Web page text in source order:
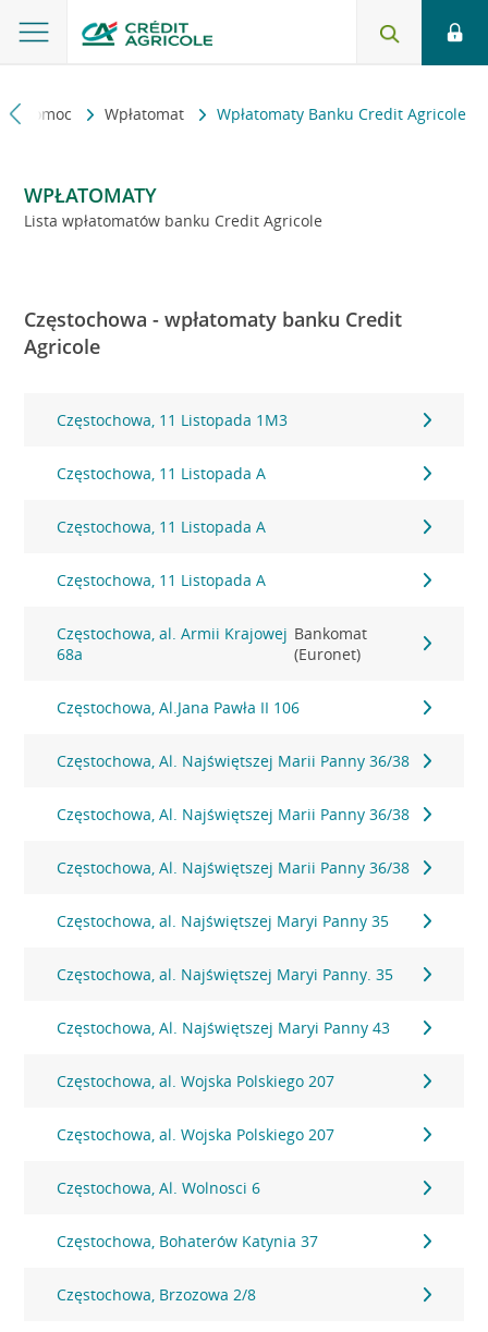
i pomoc Wpłatomat Wpłatomaty Banku Credit Agricole
WPŁATOMATY
Lista wpłatomatów banku Credit Agricole
Częstochowa - wpłatomaty banku Credit
Agricole
Częstochowa, 11 Listopada 1M3
Częstochowa, 11 Listopada A
Częstochowa, 11 Listopada A
Częstochowa, 11 Listopada A
Częstochowa, al. Armii Krajowej
68a
Bankomat
(Euronet)
Częstochowa, Al.Jana Pawła II 106
Częstochowa, Al. Najświętszej Marii Panny 36/38
Częstochowa, Al. Najświętszej Marii Panny 36/38
Częstochowa, Al. Najświętszej Marii Panny 36/38
Częstochowa, al. Najświętszej Maryi Panny 35
Częstochowa, al. Najświętszej Maryi Panny. 35
Częstochowa, Al. Najświętszej Maryi Panny 43
Częstochowa, al. Wojska Polskiego 207
Częstochowa, al. Wojska Polskiego 207
Częstochowa, Al. Wolnosci 6
Częstochowa, Bohaterów Katynia 37
Częstochowa, Brzozowa 2/8